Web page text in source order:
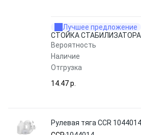
Лучшее предложение
СТОЙКА СТАБИЛИЗАТОРА
Вероятность
Наличие
Отгрузка
14.47 p.
Рулевая тяга CCR 1044014